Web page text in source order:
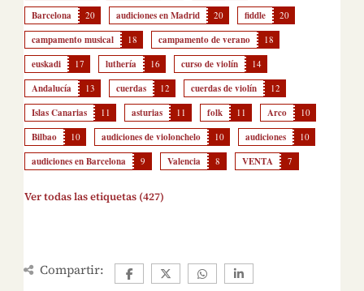
Barcelona 20 audiciones en Madrid 20 fiddle 20
campamento musical 18 campamento de verano 18
euskadi 17 luthería 16 curso de violín 14
Andalucía 13 cuerdas 12 cuerdas de violín 12
Islas Canarias 11 asturias 11 folk 11 Arco 10
Bilbao 10 audiciones de violonchelo 10 audiciones 10
audiciones en Barcelona 9 Valencia 8 VENTA 7
Ver todas las etiquetas (427)
Compartir: